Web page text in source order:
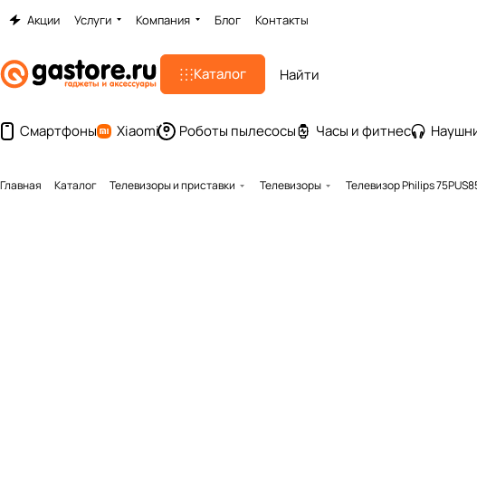
Акции Услуги Компания Блог Контакты
Каталог
Смартфоны Xiaomi Роботы пылесосы Часы и фитнес
Главная Каталог Телевизоры и приставки Телевизоры Телевизор Philips